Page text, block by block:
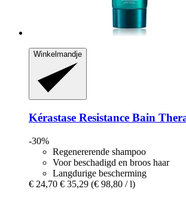
Winkelmandje
Kérastase Resistance Bain
-30%
Regenererende shampoo
Voor beschadigd en broos haar
Langdurige bescherming
€ 24,70 € 35,29 (€ 98,80 / l)